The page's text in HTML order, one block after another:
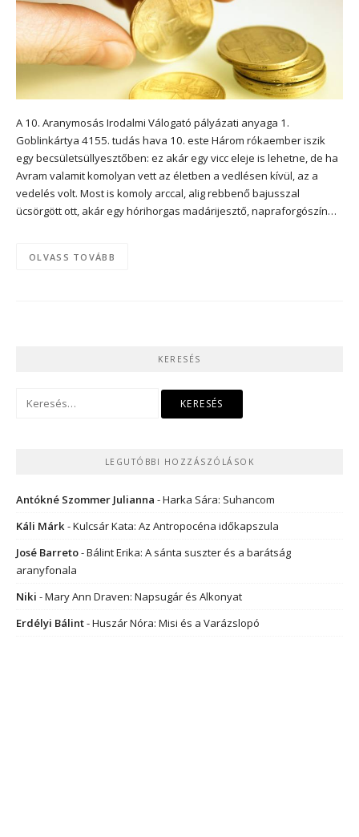
A 10. Aranymosás Irodalmi Válogató pályázati anyaga 1.
Goblinkártya 4155. tudás hava 10. este Három rókaember iszik
egy becsületsüllyesztőben: ez akár egy vicc eleje is lehetne, de ha
Avram valamit komolyan vett az életben a vedlésen kívül, az a
vedelés volt. Most is komoly arccal, alig rebbenő bajusszal
ücsörgött ott, akár egy hórihorgas madárijesztő, napraforgószín…
OLVASS TOVÁBB
KERESÉS
LEGUTÓBBI HOZZÁSZÓLÁSOK
Antókné Szommer Julianna -Harka Sára: Suhancom
Káli Márk-Kulcsár Kata: Az Antropocéna időkapszula
José Barreto-Bálint Erika: A sánta suszter és a barátság
aranyfonala
Niki -Mary Ann Draven: Napsugár és Alkonyat
Erdélyi Bálint-Huszár Nóra: Misi és a Varázslopó